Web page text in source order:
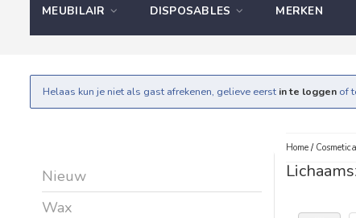
MEUBILAIR DISPOSABLES MERKEN
Helaas kun je niet als gast afrekenen, gelieve eerst in te loggen of
Nieuw
Wax
Home/